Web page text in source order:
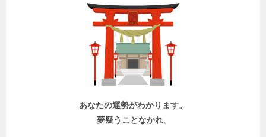
あなたの運勢がわかります。
夢疑うことなかれ。